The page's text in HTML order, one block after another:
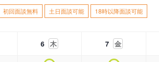
初回面談無料 土日面談可能 18時以降面談可能
6 木 7 金